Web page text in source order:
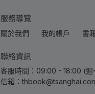
服務導覽
關於我們 我的帳戶 書
聯絡資訊
客服時間：09:00 - 18:00 (
信箱：